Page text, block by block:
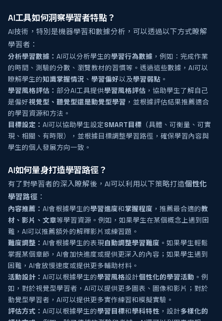
AI工具如何洞察學習者特點？
AI技術，特別是機器學習和數據分析，可以透過以下方式瞭解
學習者：
分析學習數據： AI可以分析學生的學習行為數據 ，例如：完成作業
的時間、測驗的分數、瀏覽教材的習慣等。透過這些數據，AI可以
瞭解學生的知識掌握情況 、 學習偏好以及學習弱點 。
學習風格評估： 部分AI工具提供學習風格評估 ，協助學生了解自己
是偏好視覺型、聽覺型還是動覺型學習 ，並根據評估結果推薦適合
的學習資源和方法。
目標設定： AI可以協助學生設定SMART目標 （具體、可衡量、可實
現、相關、有時限），並根據目標調整學習路徑，確保學習內容與
學生的個人發展方向一致。
AI如何量身打造學習路徑？
有了對學習者的深入瞭解後，AI可以利用以下策略打造個性化
學習路徑 ：
內容推薦： AI會根據學生的學習進度和掌握程度 ，推薦最合適的教
材、影片、文章等學習資源。例如，如果學生在某個概念上遇到困
難，AI可以推薦額外的解釋影片或練習題。
難度調整： AI會根據學生的表現自動調整學習難度 。如果學生輕鬆
掌握某個章節，AI會加快進度或提供更深入的內容；如果學生遇到
困難，AI會放慢速度或提供更多輔助材料。
活動設計： AI可以根據學生的學習風格設計個性化的學習活動 。例
如，對於視覺型學習者，AI可以提供更多圖表、圖像和影片；對於
動覺型學習者，AI可以提供更多實作練習和模擬實驗。
評估方式： AI可以根據學生的學習目標和學科特性 ，設計多樣化的